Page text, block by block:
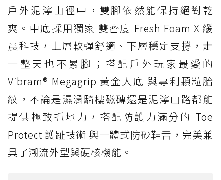
戶外泥濘山徑中，雙腳依然能保持絕對乾
爽。中底採用獨家 雙密度 Fresh Foam X 緩
震科技，上層軟彈舒適、下層穩定支撐，走
一整天也不累腳；搭配戶外玩家最愛的
Vibram® Megagrip 黃金大底 與專利顆粒胎
紋，不論是濕滑騎樓磁磚還是泥濘山路都能
提供極致抓地力，搭配防護力滿分的 Toe
Protect 護趾技術 與一體式防砂鞋舌，完美兼
具了潮流外型與硬核機能。